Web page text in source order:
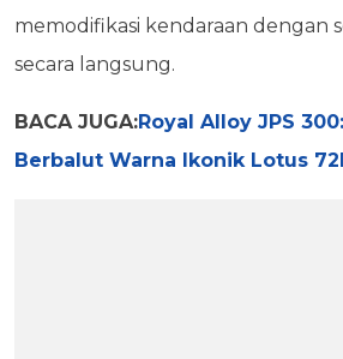
memodifikasi kendaraan dengan
secara langsung.
BACA JUGA:Royal Alloy JPS
Berbalut Warna Ikonik Lotus